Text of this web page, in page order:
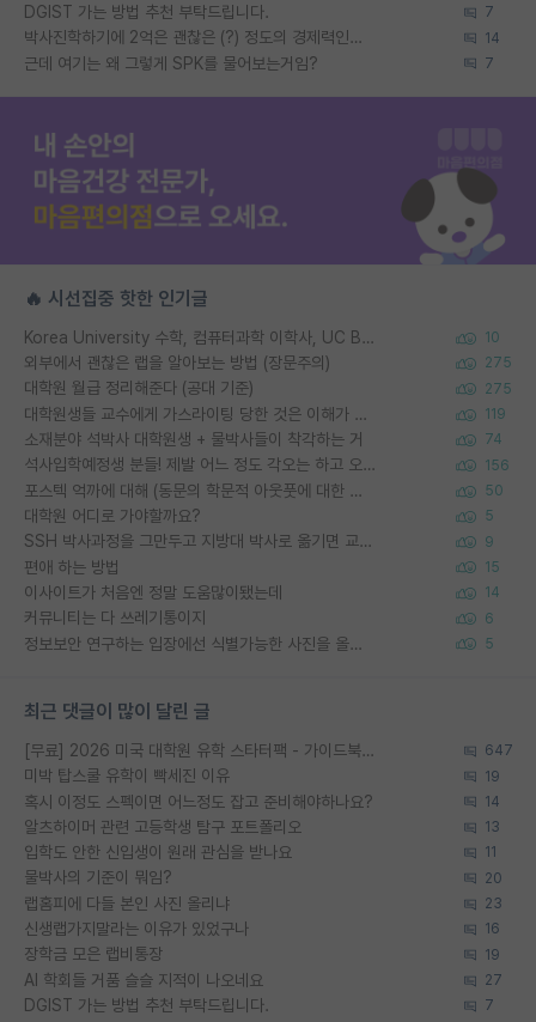
DGIST 가는 방법 추천 부탁드립니다. 7
박사진학하기에 2억은 괜찮은 (?) 정도의 경제력인가요 14
근데 여기는 왜 그렇게 SPK를 물어보는거임? 7
🔥 시선집중 핫한 인기글
Korea University 수학, 컴퓨터과학 이학사, UC Berkeley 산업공학 대학원 공학박사가 되는 것은 쉽지 않겠죠? 10
외부에서 괜찮은 랩을 알아보는 방법 (장문주의) 275
대학원 월급 정리해준다 (공대 기준) 275
대학원생들 교수에게 가스라이팅 당한 것은 이해가 갑니다. 안타깝네요. 119
소재분야 석박사 대학원생 + 물박사들이 착각하는 거 74
석사입학예정생 분들! 제발 어느 정도 각오는 하고 오세요. 156
포스텍 억까에 대해 (동문의 학문적 아웃풋에 대한 반박) 50
대학원 어디로 가야할까요? 5
SSH 박사과정을 그만두고 지방대 박사로 옮기면 교수의 꿈은 끝일까요? 9
편애 하는 방법 15
이사이트가 처음엔 정말 도움많이됐는데 14
커뮤니티는 다 쓰레기통이지 6
정보보안 연구하는 입장에선 식별가능한 사진을 올리는건 비추이긴함 5
최근 댓글이 많이 달린 글
[무료] 2026 미국 대학원 유학 스타터팩 - 가이드북 & 합격자 컨택메일 템플릿 647
미박 탑스쿨 유학이 빡세진 이유 19
혹시 이정도 스펙이면 어느정도 잡고 준비해야하나요? 14
알츠하이머 관련 고등학생 탐구 포트폴리오 13
입학도 안한 신입생이 원래 관심을 받나요 11
물박사의 기준이 뭐임? 20
랩홈피에 다들 본인 사진 올리냐 23
신생랩가지말라는 이유가 있었구나 16
장학금 모은 랩비통장 19
AI 학회들 거품 슬슬 지적이 나오네요 27
DGIST 가는 방법 추천 부탁드립니다. 7